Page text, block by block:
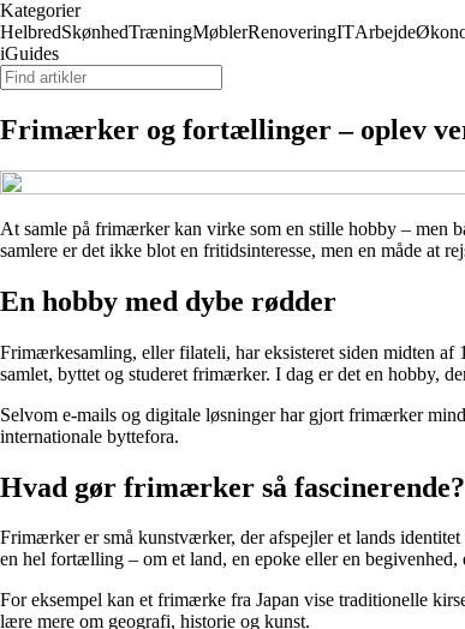
Kategorier
HelbredSkønhedTræningMøblerRenoveringITArbejde
iGuides
Frimærker og fortællinger – oplev
At samle på frimærker kan virke som en stille hobby – men
samlere er det ikke blot en fritidsinteresse, men en måde at
En hobby med dybe rødder
Frimærkesamling, eller filateli, har eksisteret siden midten
samlet, byttet og studeret frimærker. I dag er det en hobby,
Selvom e-mails og digitale løsninger har gjort frimærker
internationale byttefora.
Hvad gør frimærker så fascinerende?
Frimærker er små kunstværker, der afspejler et lands
en hel fortælling – om et land, en epoke eller en begivenhed,
For eksempel kan et frimærke fra Japan vise traditionelle
lære mere om geografi, historie og kunst.